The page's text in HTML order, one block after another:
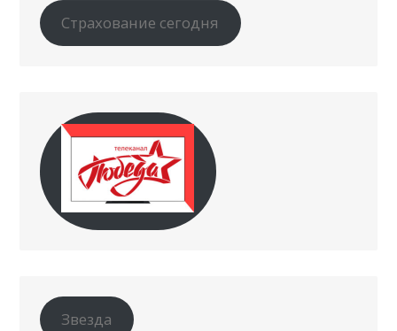
Страхование сегодня
Звезда